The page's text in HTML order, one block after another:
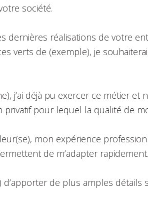
société.
dernières réalisations de votre
verts de (exemple), je
j’ai déjà pu exercer ce métier
privatif pour lequel la qualité de
mon expérience
de m’adapter rapidement.
d’apporter de plus amples